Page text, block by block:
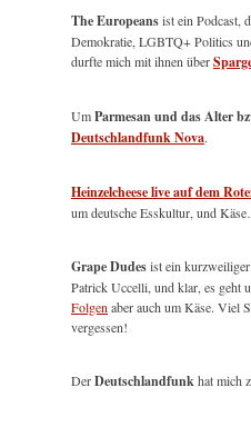
The Europeansist ein Podcast,
Demokratie, LGBTQ+ Politics
durfte mich mit ihnen über
UmParmesan und das Alter
Deutschlandfunk Nova.
Heinzelcheese live auf dem
um deutsche Esskultur, und
Grape Dudesist ein
Patrick Uccelli, und klar, es geht
Folgenaber auch um Käse. Viel
vergessen!
DerDeutschlandfunkhat mich